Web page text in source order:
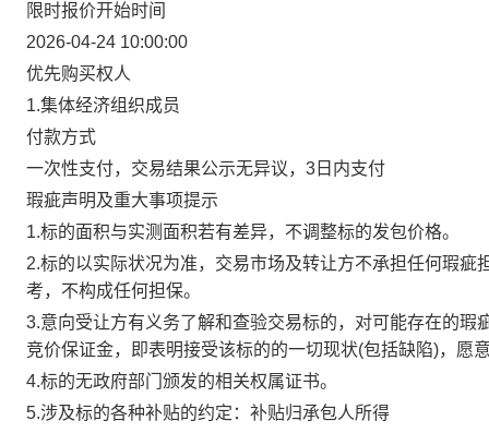
限时报价开始时间
2026-04-24 10:00:00
优先购买权人
1.集体经济组织成员
付款方式
一次性支付，交易结果公示无异议，3日内支付
瑕疵声明及重大事项提示
1.标的面积与实测面积若有差异，不调整标的发包价格。
2.标的以实际状况为准，交易市场及转让方不承担任何瑕
考，不构成任何担保。
3.意向受让方有义务了解和查验交易标的，对可能存在的
竞价保证金，即表明接受该标的的一切现状(包括缺陷)，愿
4.标的无政府部门颁发的相关权属证书。
5.涉及标的各种补贴的约定：补贴归承包人所得